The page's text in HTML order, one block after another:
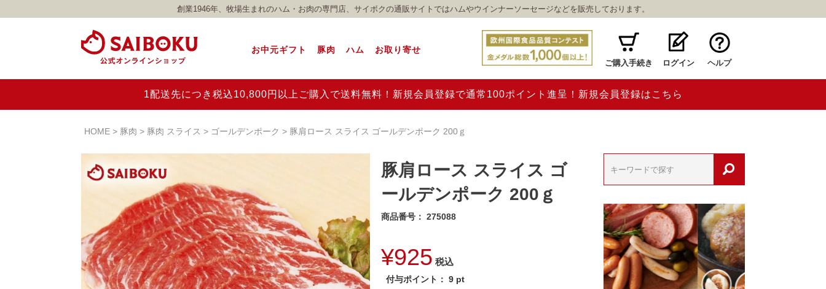
創業1946年、牧場生まれのハム・お肉の専門店、サイボクの通販サイトではハムやウインナーソーセージなどを販売しております。
お中元ギフト 豚肉 ハム お取り寄せ
ご購入手続き ログイン ヘルプ
1配送先につき税込10,800円以上ご購入で送料無料！新規会員登録で通常100ポイント進呈！新規会員登録はこちら
HOME 豚肉 豚肉 スライス ゴールデンポーク 豚肩ロース スライス ゴールデンポーク 200ｇ
豚肩ロース スライス ゴ
ールデンポーク 200ｇ
商品番号 275088
¥925 税込
付与ポイント： 9 pt